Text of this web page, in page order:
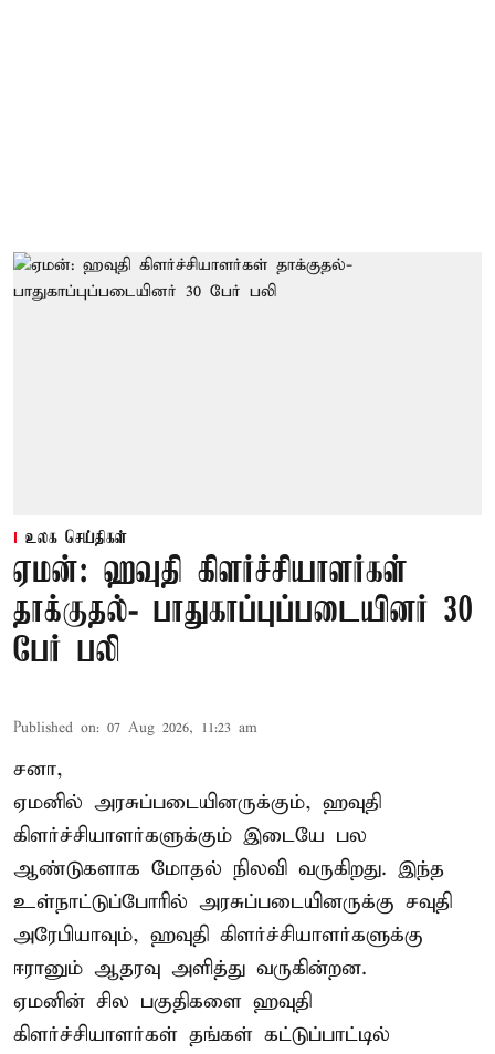
உலக செய்திகள்
ஏமன்: ஹவுதி கிளர்ச்சியாளர்கள்
தாக்குதல்- பாதுகாப்புப்படையினர் 30
பேர் பலி
Published on: 07 Aug 2026, 11:23 am
சனா,
ஏமனில் அரசுப்படையினருக்கும், ஹவுதி
கிளர்ச்சியாளர்களுக்கும் இடையே பல
ஆண்டுகளாக மோதல் நிலவி வருகிறது. இந்த
உள்நாட்டுப்போரில் அரசுப்படையினருக்கு சவுதி
அரேபியாவும், ஹவுதி கிளர்ச்சியாளர்களுக்கு
ஈரானும் ஆதரவு அளித்து வருகின்றன.
ஏமனின் சில பகுதிகளை ஹவுதி
கிளர்ச்சியாளர்கள் தங்கள் கட்டுப்பாட்டில்